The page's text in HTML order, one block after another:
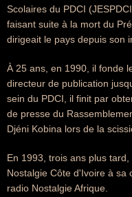
Scolaires du PDCI
faisant suite à la mort du
dirigeait le pays depuis son
À 25 ans, en 1990, il fonde
directeur de publication
sein du PDCI, il finit par
de presse du
Djéni Kobina lors de la
En 1993, trois ans plus
Nostalgie Côte d'Ivoire à sa
radio Nostalgie Afrique.